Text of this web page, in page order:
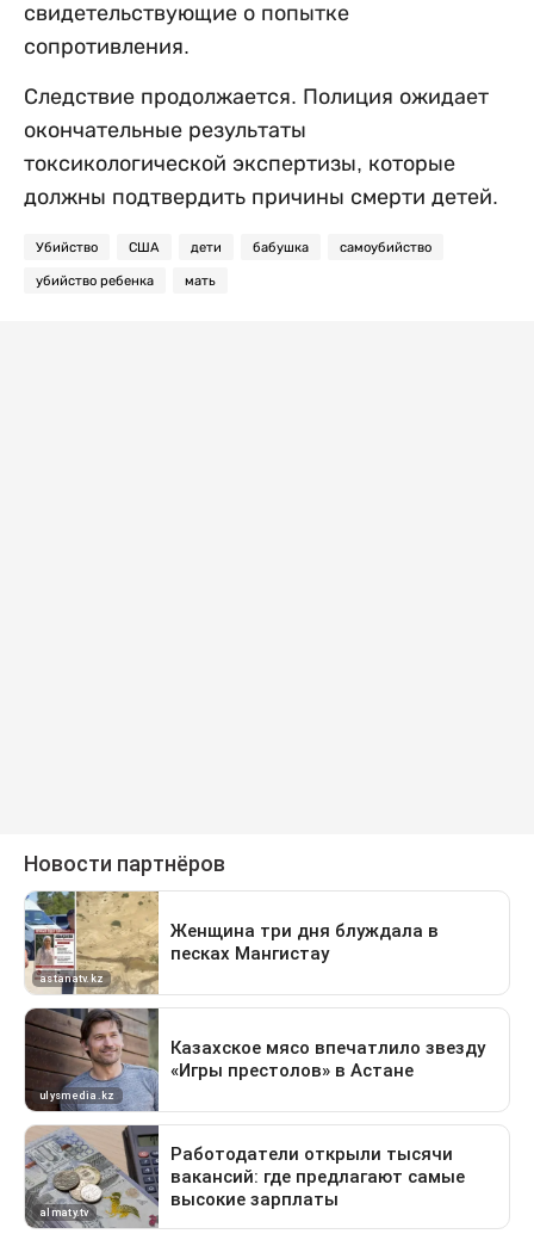
свидетельствующие о попытке
сопротивления.
Следствие продолжается. Полиция ожидает
окончательные результаты
токсикологической экспертизы, которые
должны подтвердить причины смерти детей.
Убийство США дети бабушка самоубийство
убийство ребенка мать